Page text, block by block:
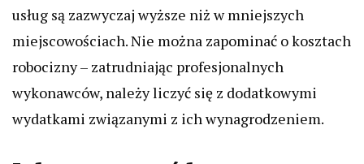
usług są zazwyczaj wyższe niż w mniejszych
miejscowościach. Nie można zapominać o kosztach
robocizny – zatrudniając profesjonalnych
wykonawców, należy liczyć się z dodatkowymi
wydatkami związanymi z ich wynagrodzeniem.